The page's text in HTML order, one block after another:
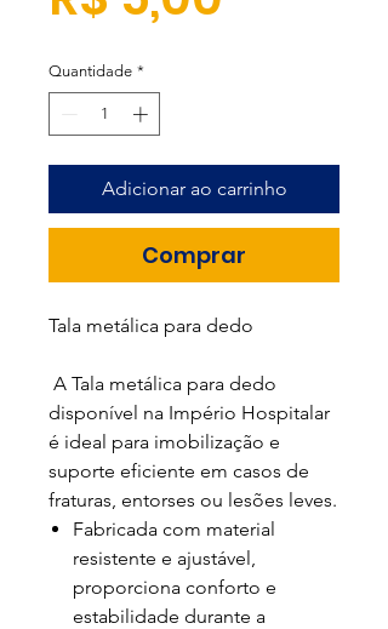
Quantidade *
Adicionar ao carrinho
Comprar
Tala metálica para dedo
A Tala metálica para dedo
disponível na Império Hospitalar
é ideal para imobilização e
suporte eficiente em casos de
fraturas, entorses ou lesões leves.
Fabricada com material
resistente e ajustável,
proporciona conforto e
estabilidade durante a